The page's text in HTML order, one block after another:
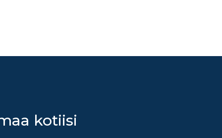
kotiisi